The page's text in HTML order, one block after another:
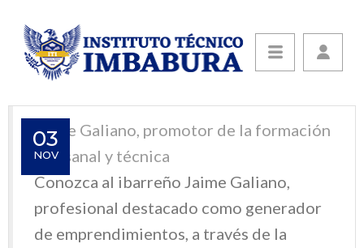
Jaime Galiano, promotor de la formación
artesanal y técnica
Conozca al ibarreño Jaime Galiano,
profesional destacado como generador
de emprendimientos, a través de la
03
NOV